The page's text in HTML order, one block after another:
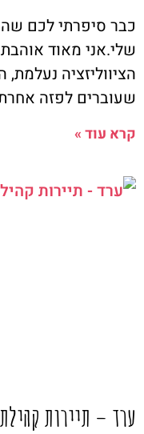
כבר סיפרתי לכם
שלי.אני מאוד
הציווליזציה
שעוברים לפזה
קרא עוד »
ערד – תיירות